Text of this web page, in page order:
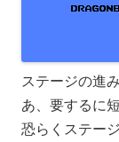
ステージの進
あ、要するに
恐らくステー